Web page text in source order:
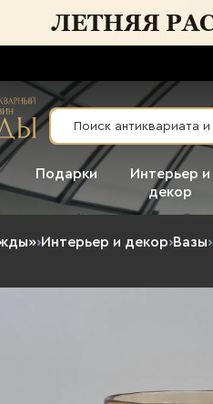
Подарки
Интерьер и
декор
›Интерьер и декор›Вазы›